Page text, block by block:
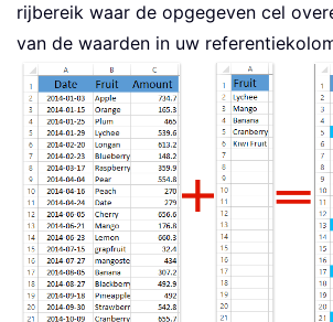
rijbereik waar de opgegeven cel
van de waarden in uw